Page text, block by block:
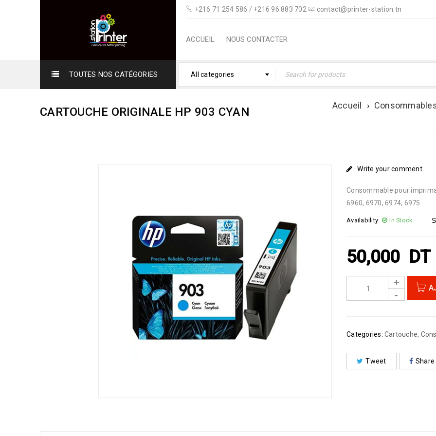
+216 71 254 586 / +216 96 883 702 contact@printer-station.tn
ACCUEIL NOUS CONTACTER
TOUTES NOS CATÉGORIES All categories
CARTOUCHE ORIGINALE HP 903 CYAN Accueil ›
Write your comment
Consommable pour
6960, 6970, 6974, 6975
Availability: In Stock
50,000 DT
Categories: Cartouche,
Tweet Share